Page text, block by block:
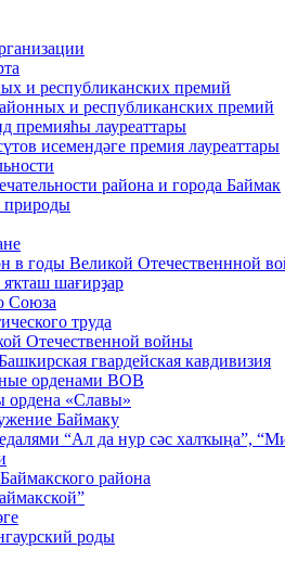
и республиканских премий
и республиканских премий
премияһы лауреаттары
исемендәге премия лауреаттары
района и города Баймак
природы
в годы Великой Отечественнной
шағирҙар
Союза
труда
Отечественной войны
гвардейская кавдивизия
орденами ВОВ
ордена «Славы»
Баймаку
“Ал да нур сәс халҡыңа”,
района
роды